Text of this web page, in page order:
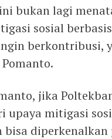
bukan lagi
sosial
berkontribusi,
jika
upaya mitigasi
bisa